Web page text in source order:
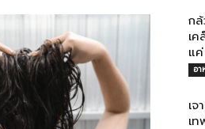
สบาย(ดอท)คอม
และอยากทำสวยด้วยการฉีดฟิล
หน้า...
ก
เค
แ
อา
เ
เ